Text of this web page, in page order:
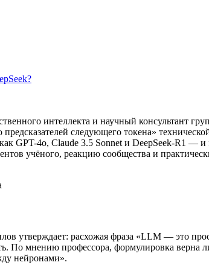
интеллекта и научный консультант
следующего токена»
GPT-4o, Claude 3.5 Sonnet и DeepSeek-R1 —
учёного, реакцию сообщества и
утверждает: расхожая фраза «LLM — это
По мнению профессора, формулировка
нейронами».